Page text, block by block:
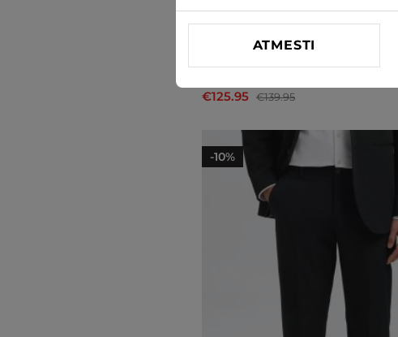
€125.95 €139.95
-10%
ATMESTI